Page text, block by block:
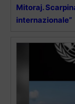
Mitoraj.
internazionale”